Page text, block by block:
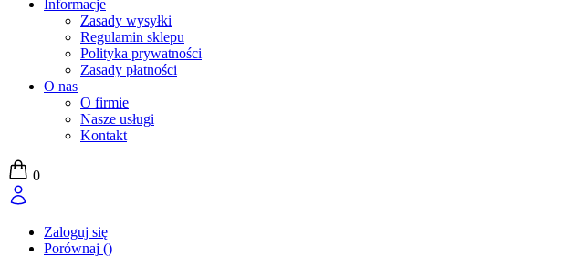
Informacje
Zasady wysyłki
Regulamin sklepu
Polityka prywatności
Zasady płatności
O nas
O firmie
Nasze usługi
Kontakt
0
Zaloguj się
Porównaj ()